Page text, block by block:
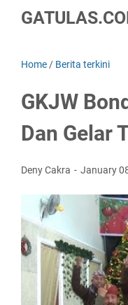
Home / Berita terkini
GKJW
Dan Gelar
Deny Cakra January